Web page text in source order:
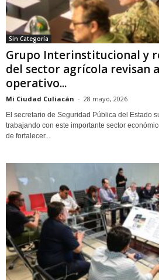
Sin Categoría
Grupo Interinstitucional y
del sector agrícola revisan
operativo...
Mi Ciudad Culiacán - 28 mayo, 2026
El secretario de Seguridad Pública del Estado
trabajando con este importante sector
de fortalecer...